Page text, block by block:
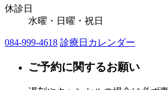
休診日
水曜・日曜・祝日
084-999-4618 診療日カレンダー
ご予約に関するお願い